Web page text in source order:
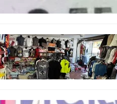
БЪЛГАРИЯ
Иззеха фалшиви стоки за близо
650 000 евро при акция във
Варна и „Златни пясъци“